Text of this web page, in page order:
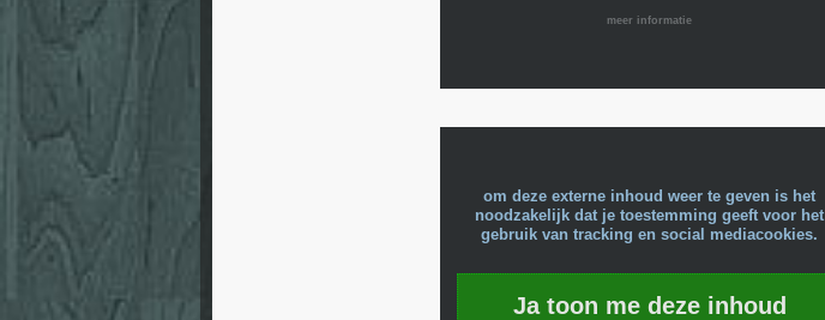
meer informatie
om deze externe inhoud weer te geven is het
noodzakelijk dat je toestemming geeft voor het
gebruik van tracking en social mediacookies.
Ja toon me deze inhoud